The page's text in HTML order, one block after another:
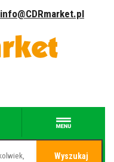
info@CDRmarket.pl
Wyszukaj